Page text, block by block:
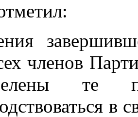
членов
те
в